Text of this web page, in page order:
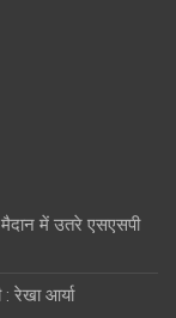
में उतरे एसएसपी
रेखा आर्या